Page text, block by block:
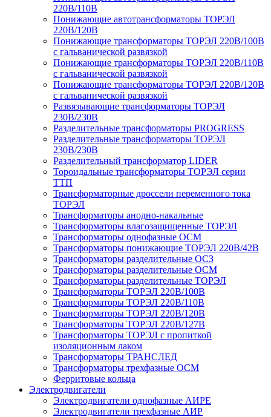
220В/110В
Понижающие автотрансформаторы ТОРЭЛ
220В/120В
Понижающие трансформаторы ТОРЭЛ 220В/100В
с гальванической развязкой
Понижающие трансформаторы ТОРЭЛ 220В/110В
с гальванической развязкой
Понижающие трансформаторы ТОРЭЛ 220В/120В
с гальванической развязкой
Развязывающие трансформаторы ТОРЭЛ
230В/230В
Разделительные трансформаторы PROGRESS
Разделительные трансформаторы ТОРЭЛ
230В/230В
Разделительный трансформатор LIDER
Тороидальные трансформаторы ТОРЭЛ серии
ТТП
Трансформаторные дроссели переменного тока
ТОРЭЛ
Трансформаторы анодно-накальные
Трансформаторы влагозащищенные ТОРЭЛ
Трансформаторы однофазные ОСМ
Трансформаторы понижающие ТОРЭЛ 220В/42В
Трансформаторы разделительные ОСЗ
Трансформаторы разделительные ОСМ
Трансформаторы разделительные ТОРЭЛ
Трансформаторы ТОРЭЛ 220В/100В
Трансформаторы ТОРЭЛ 220В/110В
Трансформаторы ТОРЭЛ 220В/120В
Трансформаторы ТОРЭЛ 220В/127В
Трансформаторы ТОРЭЛ с пропиткой
изоляционным лаком
Трансформаторы ТРАНСЛЕД
Трансформаторы трехфазные ОСМ
Ферритовые кольца
Электродвигатели
Электродвигатели однофазные АИРЕ
Электродвигатели трехфазные АИР